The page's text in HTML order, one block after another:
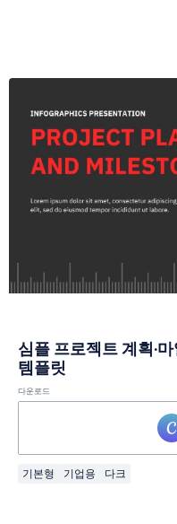
심플 프로젝트 계획·
템플릿
다운로드
기본형 기업용 다크